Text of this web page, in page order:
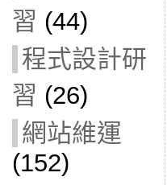
習 (44)
程式設計研
習 (26)
網站維運
(152)